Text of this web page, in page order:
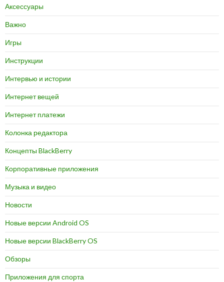
Аксессуары
Важно
Игры
Инструкции
Интервью и истории
Интернет вещей
Интернет платежи
Колонка редактора
Концепты BlackBerry
Корпоративные приложения
Музыка и видео
Новости
Новые версии Android OS
Новые версии BlackBerry OS
Обзоры
Приложения для спорта